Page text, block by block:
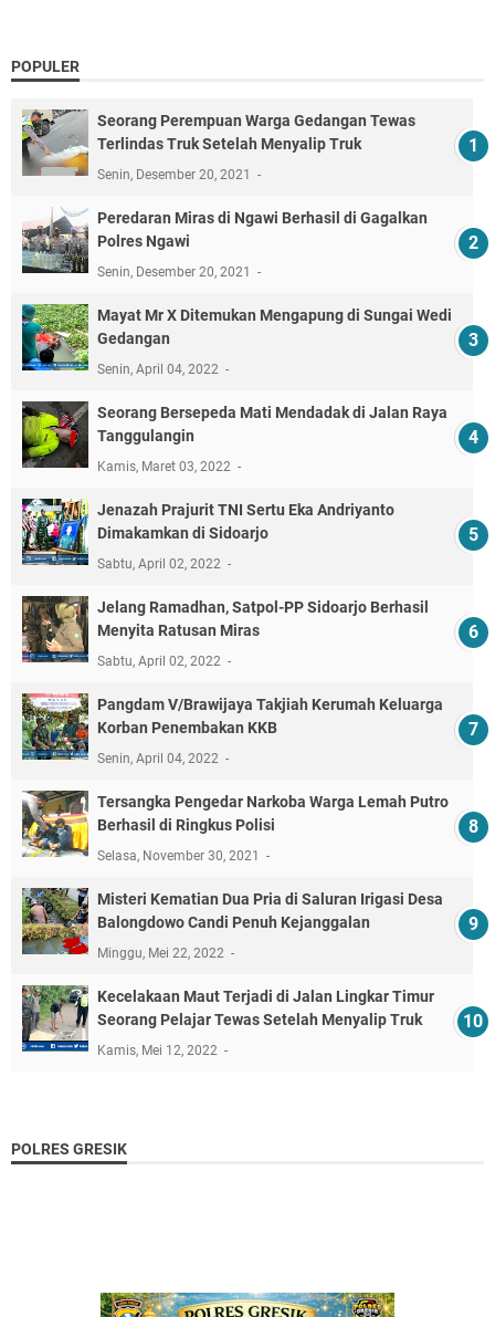
POPULER
Seorang Perempuan Warga Gedangan Tewas
Terlindas Truk Setelah Menyalip Truk
Senin, Desember 20, 2021
Peredaran Miras di Ngawi Berhasil di Gagalkan
Polres Ngawi
Senin, Desember 20, 2021
Mayat Mr X Ditemukan Mengapung di Sungai Wedi
Gedangan
Senin, April 04, 2022
Seorang Bersepeda Mati Mendadak di Jalan Raya
Tanggulangin
Kamis, Maret 03, 2022
Jenazah Prajurit TNI Sertu Eka Andriyanto
Dimakamkan di Sidoarjo
Sabtu, April 02, 2022
Jelang Ramadhan, Satpol-PP Sidoarjo Berhasil
Menyita Ratusan Miras
Sabtu, April 02, 2022
Pangdam V/Brawijaya Takjiah Kerumah Keluarga
Korban Penembakan KKB
Senin, April 04, 2022
Tersangka Pengedar Narkoba Warga Lemah Putro
Berhasil di Ringkus Polisi
Selasa, November 30, 2021
Misteri Kematian Dua Pria di Saluran Irigasi Desa
Balongdowo Candi Penuh Kejanggalan
Minggu, Mei 22, 2022
Kecelakaan Maut Terjadi di Jalan Lingkar Timur
Seorang Pelajar Tewas Setelah Menyalip Truk
Kamis, Mei 12, 2022
POLRES GRESIK